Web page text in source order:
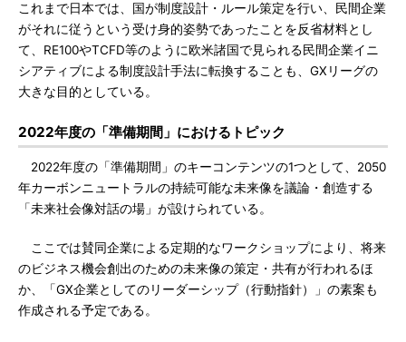
これまで日本では、国が制度設計・ルール策定を行い、民間企業
がそれに従うという受け身的姿勢であったことを反省材料とし
て、RE100やTCFD等のように欧米諸国で見られる民間企業イニ
シアティブによる制度設計手法に転換することも、GXリーグの
大きな目的としている。
2022年度の「準備期間」におけるトピック
2022年度の「準備期間」のキーコンテンツの1つとして、2050
年カーボンニュートラルの持続可能な未来像を議論・創造する
「未来社会像対話の場」が設けられている。
ここでは賛同企業による定期的なワークショップにより、将来
のビジネス機会創出のための未来像の策定・共有が行われるほ
か、「GX企業としてのリーダーシップ（行動指針）」の素案も
作成される予定である。